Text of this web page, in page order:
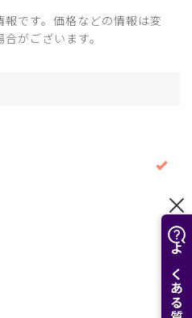
です。価格などの情報は変
がございます。